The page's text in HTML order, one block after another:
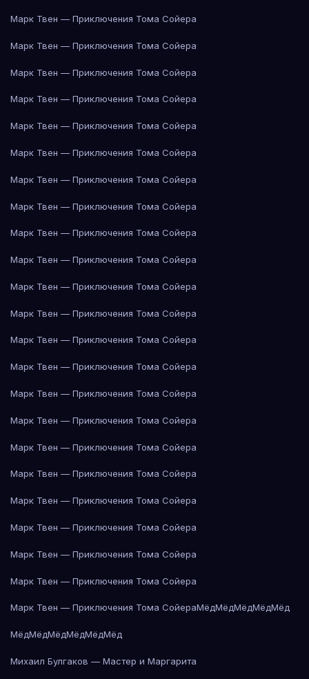
Марк Твен — Приключения Тома Сойера
Марк Твен — Приключения Тома Сойера
Марк Твен — Приключения Тома Сойера
Марк Твен — Приключения Тома Сойера
Марк Твен — Приключения Тома Сойера
Марк Твен — Приключения Тома Сойера
Марк Твен — Приключения Тома Сойера
Марк Твен — Приключения Тома Сойера
Марк Твен — Приключения Тома Сойера
Марк Твен — Приключения Тома Сойера
Марк Твен — Приключения Тома Сойера
Марк Твен — Приключения Тома Сойера
Марк Твен — Приключения Тома Сойера
Марк Твен — Приключения Тома Сойера
Марк Твен — Приключения Тома Сойера
Марк Твен — Приключения Тома Сойера
Марк Твен — Приключения Тома Сойера
Марк Твен — Приключения Тома Сойера
Марк Твен — Приключения Тома Сойера
Марк Твен — Приключения Тома Сойера
Марк Твен — Приключения Тома Сойера
Марк Твен — Приключения Тома Сойера
Марк Твен — Приключения Тома СойераМёдМёдМёдМёдМёд
МёдМёдМёдМёдМёдМёд
Михаил Булгаков — Мастер и Маргарита